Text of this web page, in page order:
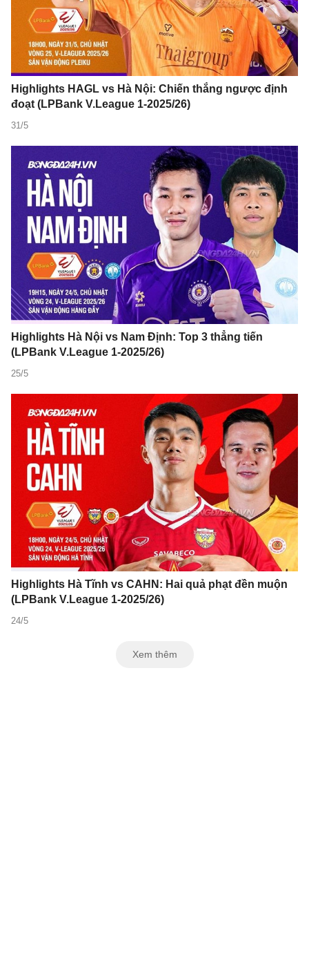
Highlights HAGL vs Hà Nội: Chiến thắng ngược định
đoạt (LPBank V.League 1-2025/26)
31/5
Highlights Hà Nội vs Nam Định: Top 3 thẳng tiến
(LPBank V.League 1-2025/26)
25/5
Highlights Hà Tĩnh vs CAHN: Hai quả phạt đền muộn
(LPBank V.League 1-2025/26)
24/5
Xem thêm